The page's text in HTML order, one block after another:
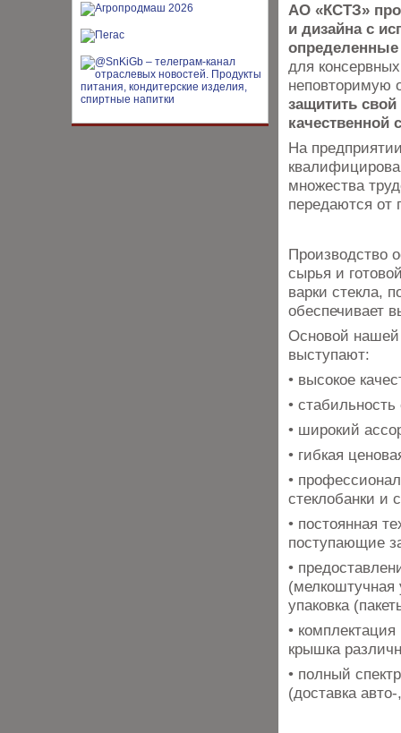
АО «КСТЗ»
и дизайна с
для
неповторимую
защитить
качественной
На
множества
передаются от
Производство
сырья и
варки стекла,
обеспечивает
Основой нашей
выступают:
​• высокое
​•
​• широкий
​• гибкая
​•
стеклобанки и
​• постоянная
поступающие
​•
(мелкоштучная
упаковка
​•
крышка
​• полный
(доставка